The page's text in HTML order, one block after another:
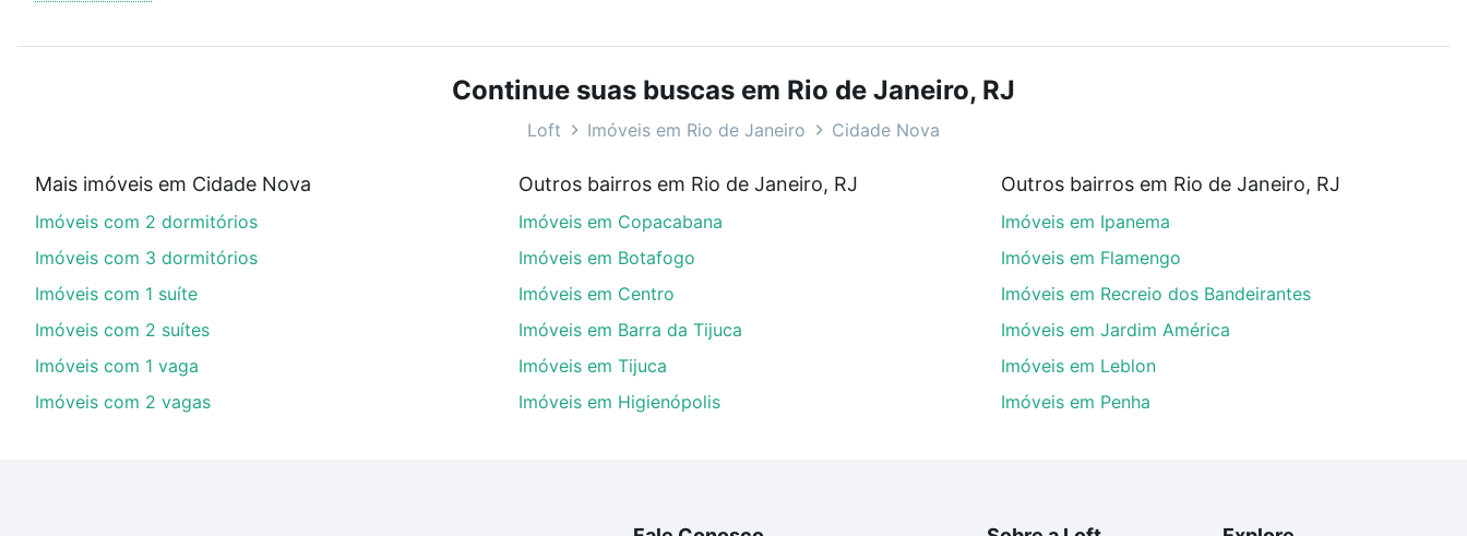
ou sem vaga de garagem para combinar perfeitamente com o preço, metragem e comodidades, como piscina, academia, salão de festas ou área verde e encontrar
Imóveis à venda em Cidade Nova, Rio de Janeiro, RJ ideal para você na Loft.
Qual o preço de Imóveis à venda em Cidade Nova, Rio de Janeiro, RJ?
Aqui na Loft temos a oferta ideal para você, com Imóveis à venda em Cidade Nova, Rio de Janeiro, RJ que custam a partir de R$ 0 e com nossas opções de
financiamento imobiliário as parcelas podem se adequar ao seu orçamento. Se ainda tem alguma dúvida dos custos envolvidos no processo de compra, veja em nosso
portal quanto custa comprar um apartamento e conte com a gente para comprar o imóvel dos seus sonhos com segurança e conforto. Loft, com você até as chaves.
Continue suas buscas em Rio de Janeiro, RJ
Loft Imóveis em Rio de Janeiro Cidade Nova
Mais imóveis em Cidade Nova
Imóveis com 2 dormitórios
Imóveis com 3 dormitórios
Imóveis com 1 suíte
Imóveis com 2 suítes
Imóveis com 1 vaga
Imóveis com 2 vagas
Outros bairros em Rio de Janeiro, RJ
Imóveis em Copacabana
Imóveis em Botafogo
Imóveis em Centro
Imóveis em Barra da Tijuca
Imóveis em Tijuca
Imóveis em Higienópolis
Outros bairros em Rio de Janeiro, RJ
Imóveis em Ipanema
Imóveis em Flamengo
Imóveis em Recreio dos Bandeirantes
Imóveis em Jardim América
Imóveis em Leblon
Imóveis em Penha